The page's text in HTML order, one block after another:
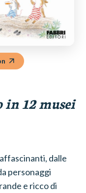
12 musei
dalle
personaggi
e ricco di